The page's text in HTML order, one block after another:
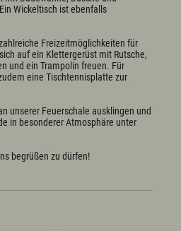
Wickeltisch ist ebenfalls
Freizeitmöglichkeiten für
auf ein Klettergerüst mit Rutsche,
und ein Trampolin freuen. Für
eine Tischtennisplatte zur
unserer Feuerschale ausklingen und
in besonderer Atmosphäre unter
begrüßen zu dürfen!